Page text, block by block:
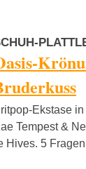
Ekstase
Tempest &
Hives. 5